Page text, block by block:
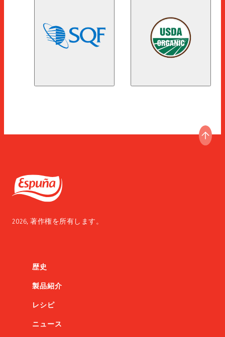
Espuña
2026, 著作権を所有します。
歴史
製品紹介
レシピ
ニュース
ペー